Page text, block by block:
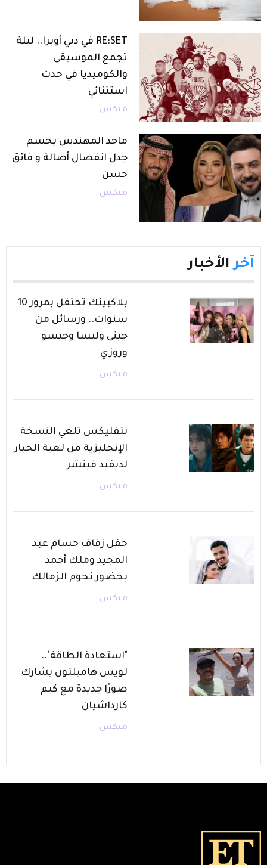
RE:SET في دبي أوبرا.. ليلة
تجمع الموسيقى
والكوميديا في حدث
استثنائي
ميكس
ماجد المهندس يحسم
جدل انفصال أصالة و فائق
حسن
ميكس
آخر الأخبار
بلاكبينك تحتفل بمرور 10
سنوات.. ورسائل من
جيني وليسا وجيسو
وروزي
ميكس
نتفليكس تلغي النسخة
الإنجليزية من لعبة الحبار
لديفيد فينشر
ميكس
حفل زفاف حسام عبد
المجيد وملك أحمد
بحضور نجوم الزمالك
ميكس
"استعادة الطاقة"..
لويس هاميلتون يشارك
صورًا جديدة مع كيم
كارداشيان
ميكس